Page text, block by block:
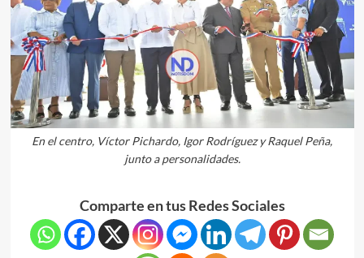
En el centro, Víctor Pichardo, Igor Rodríguez y Raquel Peña,
junto a personalidades.
Comparte en tus Redes Sociales